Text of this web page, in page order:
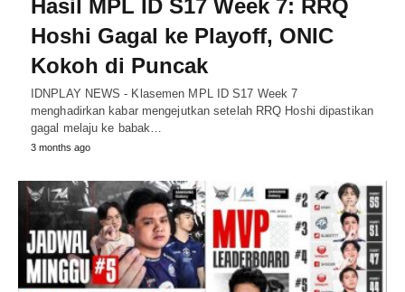
Hasil MPL ID S17 Week 7: RRQ
Hoshi Gagal ke Playoff, ONIC
Kokoh di Puncak
IDNPLAY NEWS - Klasemen MPL ID S17 Week 7
menghadirkan kabar mengejutkan setelah RRQ Hoshi dipastikan
gagal melaju ke babak…
3 months ago